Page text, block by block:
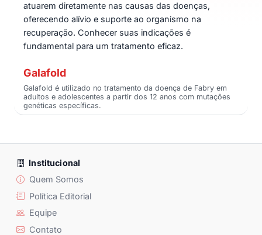
atuarem diretamente nas causas das doenças,
oferecendo alívio e suporte ao organismo na
recuperação. Conhecer suas indicações é
fundamental para um tratamento eficaz.
Galafold
Galafold é utilizado no tratamento da doença de Fabry em
adultos e adolescentes a partir dos 12 anos com mutações
genéticas específicas.
Institucional
Quem Somos
Política Editorial
Equipe
Contato